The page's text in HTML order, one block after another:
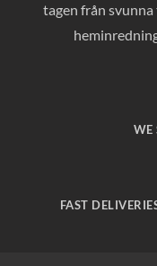
tagen från
WE
FAST